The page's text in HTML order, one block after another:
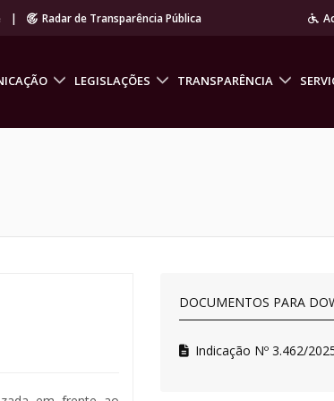
| Radar de Transparência Pública
LEGISLAÇÕES TRANSPARÊNCIA
DOCUMENTOS PARA
Indicação Nº 3.462/